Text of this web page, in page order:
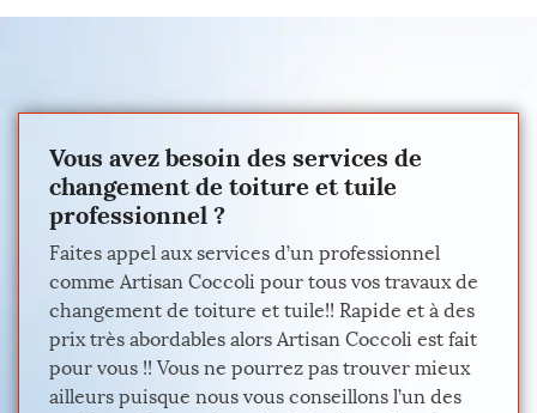
Vous avez besoin des services de
changement de toiture et tuile
professionnel ?
Faites appel aux services d’un professionnel
comme Artisan Coccoli pour tous vos travaux de
changement de toiture et tuile!! Rapide et à des
prix très abordables alors Artisan Coccoli est fait
pour vous !! Vous ne pourrez pas trouver mieux
ailleurs puisque nous vous conseillons l’un des